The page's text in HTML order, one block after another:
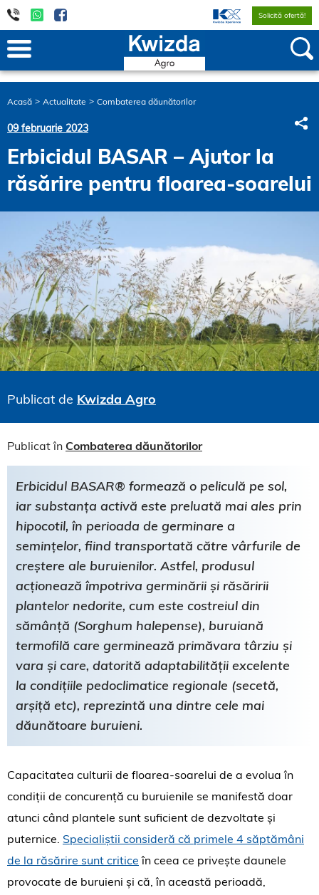
Solicită ofertă!
Acasă Actualitate Combaterea dăunătorilor
09 februarie 2023
Erbicidul BASAR – Ajutor la
răsărire pentru floarea-soarelui
Publicat de Kwizda Agro
Publicat în Combaterea dăunătorilor
Erbicidul BASAR® formează o peliculă pe sol,
iar substanța activă este preluată mai ales prin
hipocotil, în perioada de germinare a
semințelor, fiind transportată către vârfurile de
creștere ale buruienilor. Astfel, produsul
acționează împotriva germinării și răsăririi
plantelor nedorite, cum este costreiul din
sămânță (Sorghum halepense), buruiană
termofilă care germinează primăvara târziu și
vara și care, datorită adaptabilității excelente
la condițiile pedoclimatice regionale (secetă,
arșiță etc), reprezintă una dintre cele mai
dăunătoare buruieni.
Capacitatea culturii de floarea-soarelui de a evolua în
condiții de concurență cu buruienile se manifestă doar
atunci când plantele sunt suficient de dezvoltate și
puternice. Specialiștii consideră că primele 4 săptămâni
de la răsărire sunt critice în ceea ce privește daunele
provocate de buruieni și că, în această perioadă,